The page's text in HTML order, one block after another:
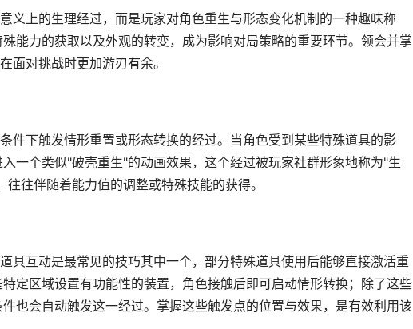
义上的生理经过，而是玩家对角色重生与形态变化机制的一种趣味称
能力的获取以及外观的转变，成为影响对局策略的重要环节。领会并掌
面对挑战时更加游刃有余。
件下触发情形重置或形态转换的经过。当角色受到某些特殊道具的影
一个类似"破壳重生"的动画效果，这个经过被玩家社群形象地称为"生
往伴随着能力值的调整或特殊技能的获得。
具互动是最常见的技巧其中一个，部分特殊道具使用后能够直接激活重
定区域设置有功能性的装置，角色接触后即可启动情形转换；除了这些
也会自动触发这一经过。掌握这些触发点的位置与效果，是有效利用该